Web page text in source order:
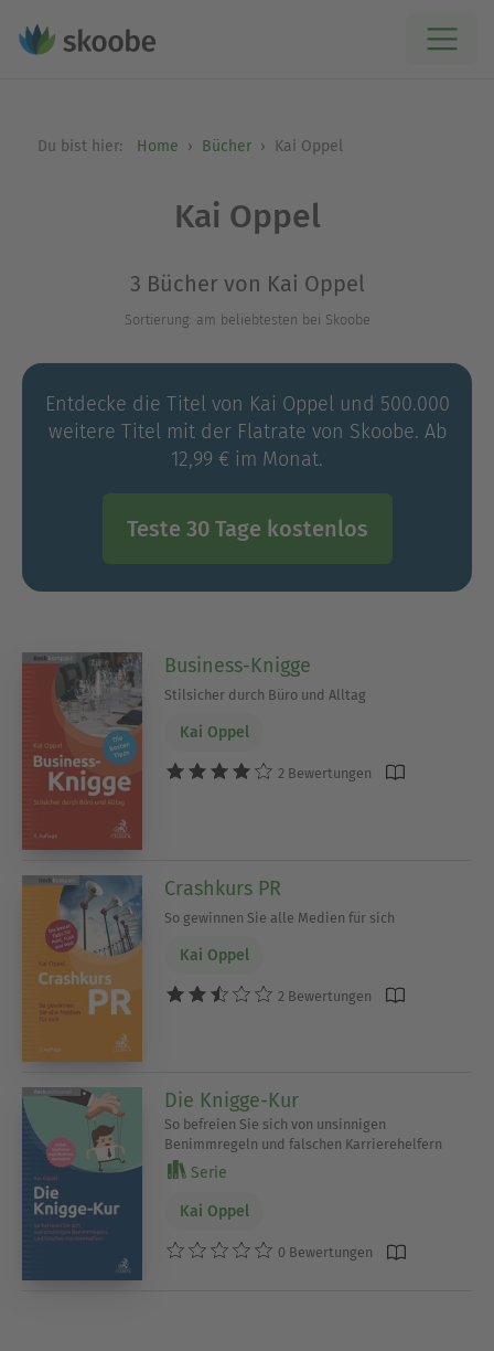
Du bist hier: Home Bücher Kai Oppel
Kai Oppel
3 Bücher von Kai Oppel
Sortierung: am beliebtesten bei Skoobe
Entdecke die Titel von Kai Oppel und 500.000
weitere Titel mit der Flatrate von Skoobe. Ab
12,99 € im Monat.
Teste 30 Tage kostenlos
Business-Knigge
Stilsicher durch Büro und Alltag
Kai Oppel
2 Bewertungen
Crashkurs PR
So gewinnen Sie alle Medien für sich
Kai Oppel
2 Bewertungen
Die Knigge-Kur
So befreien Sie sich von unsinnigen
Benimmregeln und falschen Karrierehelfern
Serie
Kai Oppel
0 Bewertungen